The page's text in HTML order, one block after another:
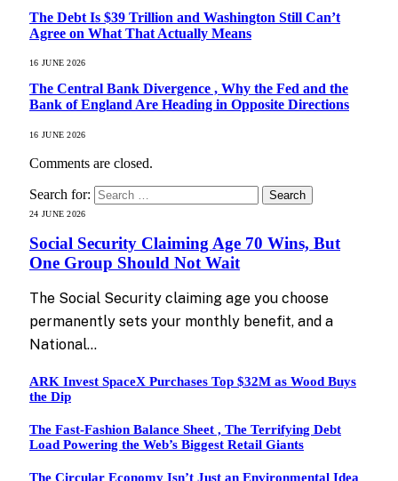
The Debt Is $39 Trillion and Washington Still Can’t
Agree on What That Actually Means
16 JUNE 2026
The Central Bank Divergence , Why the Fed and the
Bank of England Are Heading in Opposite Directions
16 JUNE 2026
Comments are closed.
Search for:
24 JUNE 2026
Social Security Claiming Age 70 Wins, But
One Group Should Not Wait
The Social Security claiming age you choose
permanently sets your monthly benefit, and a
National…
ARK Invest SpaceX Purchases Top $32M as Wood Buys
the Dip
The Fast-Fashion Balance Sheet , The Terrifying Debt
Load Powering the Web’s Biggest Retail Giants
The Circular Economy Isn’t Just an Environmental Idea